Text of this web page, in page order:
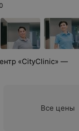
«CityClinic» —
Все цены